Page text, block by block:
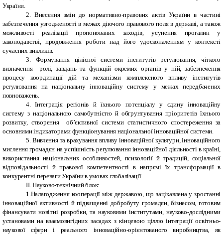
України.
2. Внесення змін до нормативно-правових актів України в частині
забезпечення узгодженості в межах діючого правового поля в державі, а також
можливості реалізації пропонованих заходів, усунення прогалин у
законодавстві, продовження роботи над його удосконаленням у контексті
сучасних викликів.
3. Формування цілісної системи інститутів регулювання, чіткого
визначення ролі, завдань та функцій окремих органів у ній, забезпечення
процесу координації дій та механізми комплексного впливу інститутів
регулювання на національну інноваційну систему у межах передбачених
повноважень.
4. Інтеграція регіонів й їхнього потенціалу у єдину інноваційну
систему з національною самобутністю й обгрунтування пріоритетів їхнього
розвитку, створення об’єктивної системи статистичного спостереження за
основними індикаторами функціонування національної інноваційної системи.
5. Вивчення та врахування впливу інноваційної культури, інноваційного
мислення громадян на успішність регулювання інноваційної діяльності в країні,
використання національних особливостей, психології й традицій, соціальної
відповідальності й правової компетентності в напрямі їх трансформації в
конкурентні переваги України в умовах глобалізації.
ІІ. Науково-технічний блок:
1.Налагодження кооперації між державою, що зацікавлена у зростанні
інноваційної активності й підвищенні добробуту громадян, бізнесом, готовим
фінансувати новітні розробки, та науковими інститутами, науково-дослідними
установами на взаємовигідних засадах з кінцевою ціллю інтеграції освітньо-
наукової сфери і реального інноваційно-орієнтованого виробництва, як